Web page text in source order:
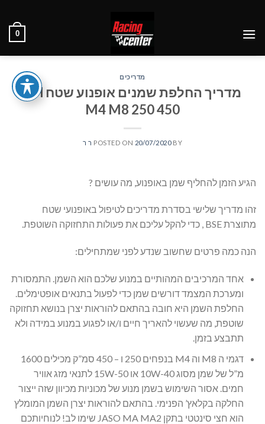
content
0
מדריכים
מדריך החלפת שמנים אופנוע שטח PH
M4 M8 250 450
POSTED ON 20/07/2020 BY ר ר
הגיע הזמן להחליף שמן באופנוע, מה עושים ?
זהו מדריך שלישי בסדרת מדריכים לטיפול באופנועי שטח
מתוצרת BSE , כדי להקל עליכם את פעולות התחזוקה השוטפת.
הנה כמה פרטים שחשוב שנדע לפני שמתחילים:
אחד המרכיבים המהותיים במנוע שלכם הוא השמן. התמסורת
ומערכת המצמד דורשים שמן כדי לפעול בתנאים אופטימלים.
החלפת השמן היא חובה בהתאם להוראות יצרן בנושא תחזוקה
שוטפת, מה שעשוי להאריך חיים ו/או לפגוע במנוע במידה ולא
תתבצע בזמן.
דגמי ה M8 וה M4 בנפחים 250 ו – 450 סמ”ק מכילים 1600
מ”ל של שמן מסוג 10W-40 או 15W-50 לתנאי מזג אוויר
חמים. אסור השימוש בשמן מנוע של מכוניות מכיוון שזה ייצור
החלקה בקלאץ’ הפנימי. בהתאם להוראות יצרן השמן המומלץ
הוא חצי סינטטי בתקן JASO MA MA2 שימו לב! לנוחיותכם